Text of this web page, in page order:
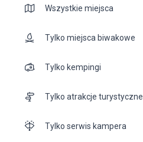
Wszystkie miejsca
Tylko miejsca biwakowe
Tylko kempingi
Tylko atrakcje turystyczne
Tylko serwis kampera